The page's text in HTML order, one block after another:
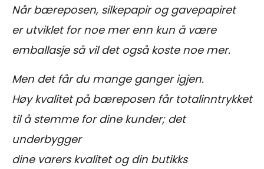
Når bæreposen, silkepapir og gavepapiret
er utviklet for noe mer enn kun å være
emballasje så vil det også koste noe mer.
Men det får du mange ganger igjen.
Høy kvalitet på bæreposen får totalinntrykket
til å stemme for dine kunder; det
underbygger
dine varers kvalitet og din butikks